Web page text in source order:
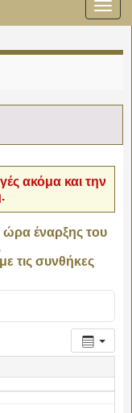
ακόμα και την
έναρξης του
τις συνθήκες